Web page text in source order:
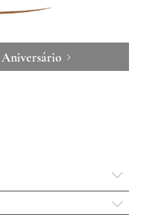
Aniversário